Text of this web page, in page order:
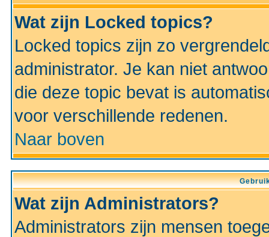
Wat zijn Locked topics?
Locked topics zijn zo
administrator. Je kan niet
die deze topic bevat is
voor verschillende redenen.
Naar boven
Wat zijn Administrators?
Administrators zijn mensen